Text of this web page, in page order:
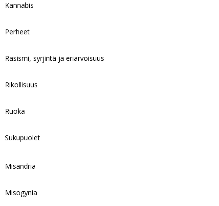
Kannabis
Perheet
Rasismi, syrjintä ja eriarvoisuus
Rikollisuus
Ruoka
Sukupuolet
Misandria
Misogynia